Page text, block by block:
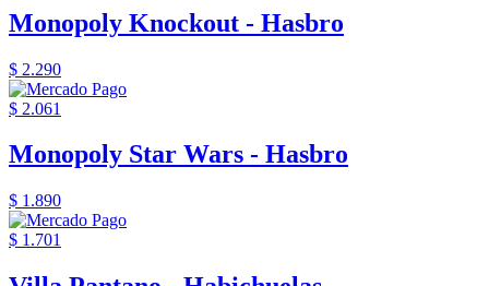
Monopoly Knockout - Hasbro
$ 2.290
$ 2.061
Monopoly Star Wars - Hasbro
$ 1.890
$ 1.701